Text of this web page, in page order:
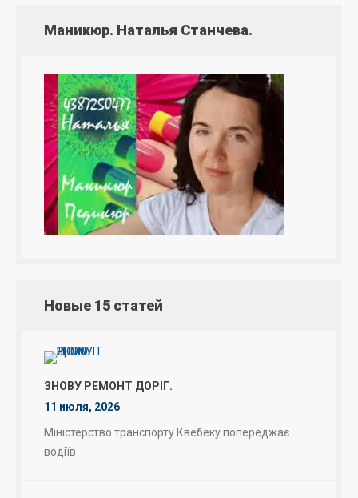
Маникюр. Наталья Станчева.
Новые 15 статей
ЗНОВУ РЕМОНТ ДОРІГ.
11 июля, 2026
Міністерство транспорту Квебеку попереджає
водіїв